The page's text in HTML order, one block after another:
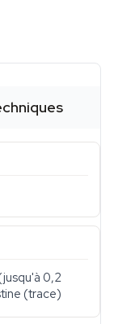
0,2
(trace)